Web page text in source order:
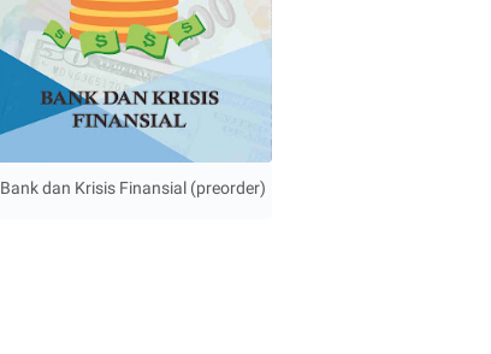
Bank dan Krisis Finansial (preorder)